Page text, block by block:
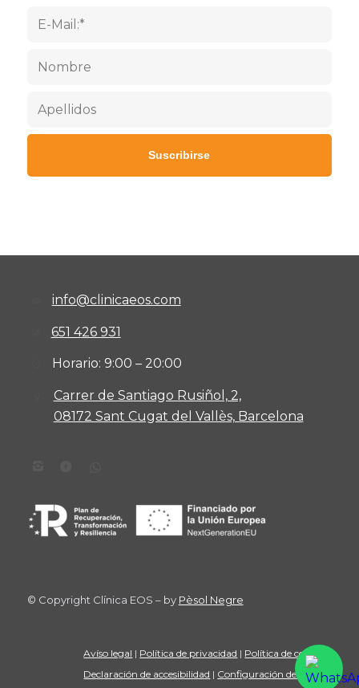
info@clinicaeos.com
651 426 931
Horario: 9:00 – 20:00
Carrer de Santiago Rusiñol, 2,
08172 Sant Cugat del Vallès, Barcelona
© Copyright Clínica EOS – by Pèsol Negre
Avíso legal | Política de privacidad | Política de cookies
Declaración de accesibilidad | Configuración de cookies